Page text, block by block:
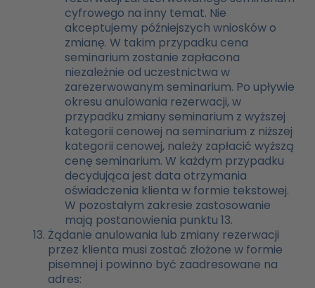
cyfrowego na inny temat. Nie
akceptujemy późniejszych wniosków o
zmianę. W takim przypadku cena
seminarium zostanie zapłacona
niezależnie od uczestnictwa w
zarezerwowanym seminarium. Po upływie
okresu anulowania rezerwacji, w
przypadku zmiany seminarium z wyższej
kategorii cenowej na seminarium z niższej
kategorii cenowej, należy zapłacić wyższą
cenę seminarium. W każdym przypadku
decydująca jest data otrzymania
oświadczenia klienta w formie tekstowej.
W pozostałym zakresie zastosowanie
mają postanowienia punktu 13.
Żądanie anulowania lub zmiany rezerwacji
przez klienta musi zostać złożone w formie
pisemnej i powinno być zaadresowane na
adres: